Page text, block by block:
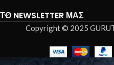
ΤΟ NEWSLETTER ΜΑΣ
Copyright © 2025